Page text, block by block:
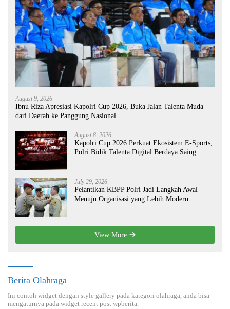
August 9, 2026
Ibnu Riza Apresiasi Kapolri Cup 2026, Buka Jalan Talenta Muda
dari Daerah ke Panggung Nasional
August 8, 2026
Kapolri Cup 2026 Perkuat Ekosistem E-Sports,
Polri Bidik Talenta Digital Berdaya Saing
July 29, 2026
Pelantikan KBPP Polri Jadi Langkah Awal
Menuju Organisasi yang Lebih Modern
View More
Berita Olahraga
Ini contoh widget dengan style gallery pada kategori olahraga, anda bisa
mengaturnya pada widget recent post wpberita.